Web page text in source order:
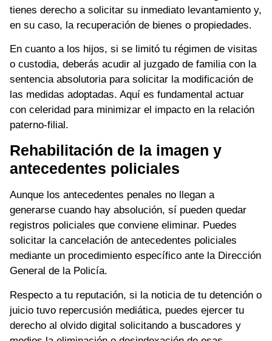
tienes derecho a solicitar su inmediato levantamiento y,
en su caso, la recuperación de bienes o propiedades.
En cuanto a los hijos, si se limitó tu régimen de visitas
o custodia, deberás acudir al juzgado de familia con la
sentencia absolutoria para solicitar la modificación de
las medidas adoptadas. Aquí es fundamental actuar
con celeridad para minimizar el impacto en la relación
paterno-filial.
Rehabilitación de la imagen y
antecedentes policiales
Aunque los antecedentes penales no llegan a
generarse cuando hay absolución, sí pueden quedar
registros policiales que conviene eliminar. Puedes
solicitar la cancelación de antecedentes policiales
mediante un procedimiento específico ante la Dirección
General de la Policía.
Respecto a tu reputación, si la noticia de tu detención o
juicio tuvo repercusión mediática, puedes ejercer tu
derecho al olvido digital solicitando a buscadores y